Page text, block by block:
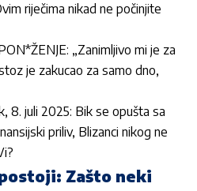
riječima nikad ne počinjite
„Zanimljivo mi je za
je zakucao za samo dno,
8. juli 2025: Bik se opušta sa
priliv, Blizanci nikog ne
Zašto neki